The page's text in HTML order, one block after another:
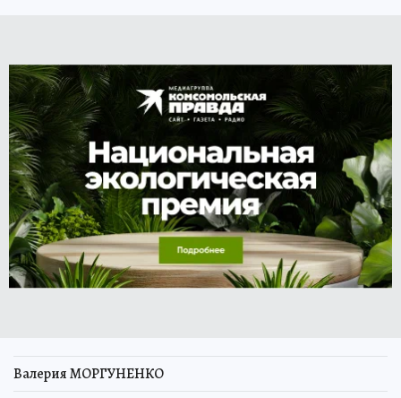
Валерия МОРГУНЕНКО